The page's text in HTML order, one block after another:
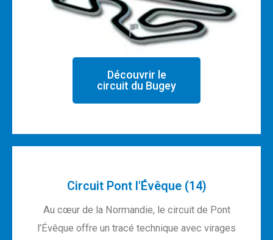
Découvrir le
circuit du Bugey
Circuit Pont l'Évêque (14)
Au cœur de la Normandie, le circuit de Pont
l’Évêque offre un tracé technique avec virages